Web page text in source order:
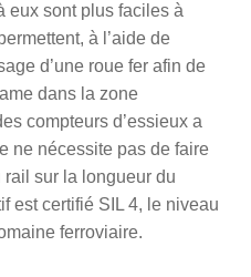
eux sont plus faciles à
à l’aide de
d’une roue fer afin de
dans la zone
compteurs d’essieux a
ne nécessite pas de faire
sur la longueur du
est certifié SIL 4, le niveau
ferroviaire.